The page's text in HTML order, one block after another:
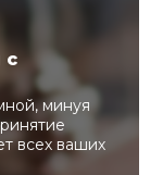
с
минуя
всех ваших